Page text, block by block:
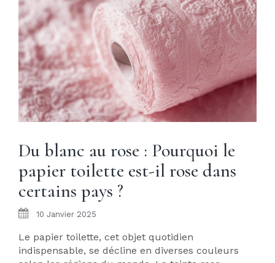
Du blanc au rose : Pourquoi le
papier toilette est-il rose dans
certains pays ?
10 Janvier 2025
Le papier toilette, cet objet quotidien
indispensable, se décline en diverses couleurs